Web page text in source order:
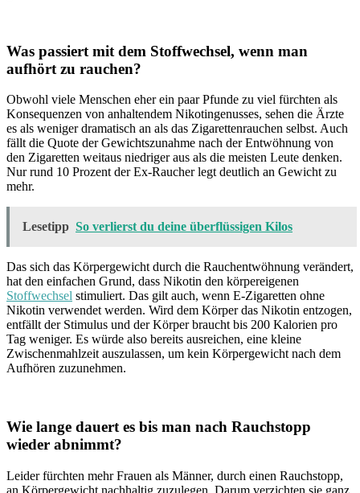
Was passiert mit dem Stoffwechsel, wenn man
aufhört zu rauchen?
Obwohl viele Menschen eher ein paar Pfunde zu viel fürchten als
Konsequenzen von anhaltendem Nikotingenusses, sehen die Ärzte
es als weniger dramatisch an als das Zigarettenrauchen selbst. Auch
fällt die Quote der Gewichtszunahme nach der Entwöhnung von
den Zigaretten weitaus niedriger aus als die meisten Leute denken.
Nur rund 10 Prozent der Ex-Raucher legt deutlich an Gewicht zu
mehr.
Lesetipp So verlierst du deine überflüssigen Kilos
Das sich das Körpergewicht durch die Rauchentwöhnung verändert,
hat den einfachen Grund, dass Nikotin den körpereigenen
Stoffwechsel stimuliert. Das gilt auch, wenn E-Zigaretten ohne
Nikotin verwendet werden. Wird dem Körper das Nikotin entzogen,
entfällt der Stimulus und der Körper braucht bis 200 Kalorien pro
Tag weniger. Es würde also bereits ausreichen, eine kleine
Zwischenmahlzeit auszulassen, um kein Körpergewicht nach dem
Aufhören zuzunehmen.
Wie lange dauert es bis man nach Rauchstopp
wieder abnimmt?
Leider fürchten mehr Frauen als Männer, durch einen Rauchstopp,
an Körpergewicht nachhaltig zuzulegen. Darum verzichten sie ganz